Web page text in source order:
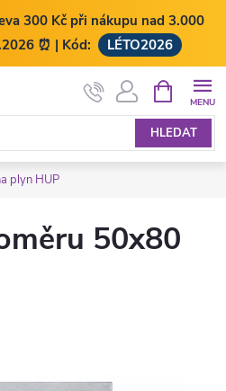
300 Kč při nákupu nad 3.000
⏰ | Kód:
LÉTO2026
HLEDAT
NÁKUPNÍ
KOŠÍK
plyn HUP
50x80